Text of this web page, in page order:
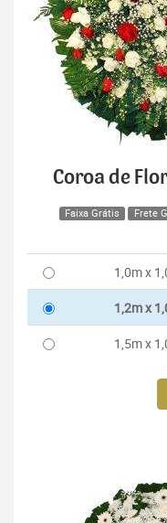
Coroa de
Faixa Grátis Frete
1,0m x
1,2m x
1,5m x